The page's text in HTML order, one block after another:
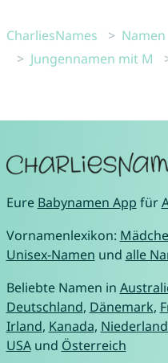
CharliesNames Namen
Jungennamen mit M
Eure Babynamen App für
Vornamenlexikon:
Unisex-Namen und alle
Beliebte Namen in
Deutschland, Dänemark,
Irland, Kanada,
USAund Österreich